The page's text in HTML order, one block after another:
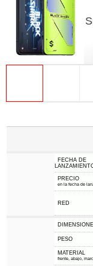
FECHA DE
PRECIO
en la fecha de
RED
PESO
MATERIAL
frente, abajo,